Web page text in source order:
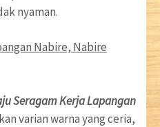
nyaman.
Seragam Kerja Lapangan
varian warna yang ceria,